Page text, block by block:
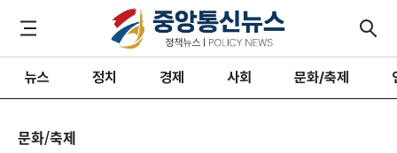
뉴스 정치 경제 사회 문화/축제
문화/축제